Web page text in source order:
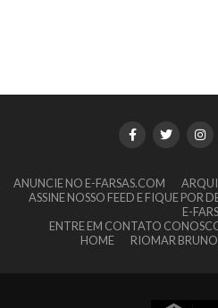
ANUNCIE NO E-FARSAS.COM
ASSINE NOSSO FEED E FIQUE POR
E-
ENTRE EM CONTATO
HOME
RIOMAR BRUNO